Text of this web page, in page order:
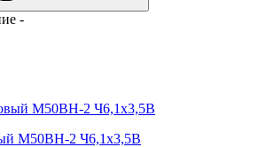
-
М50ВН-2 Ч6,1х3,5В